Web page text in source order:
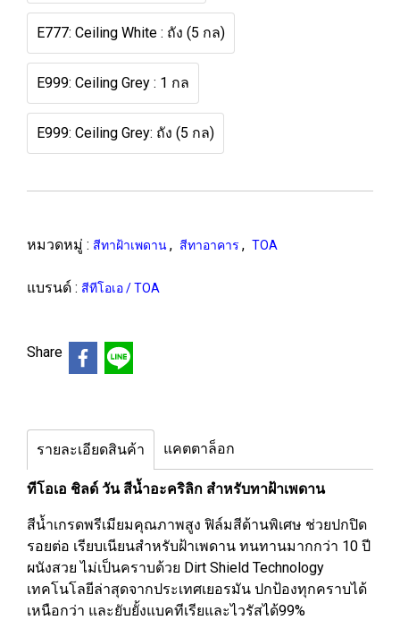
E777: Ceiling White : ถัง (5 กล)
E999: Ceiling Grey : 1 กล
E999: Ceiling Grey: ถัง (5 กล)
หมวดหมู่ : สีทาฝ้าเพดาน, สีทาอาคาร , TOA
แบรนด์ : สีทีโอเอ / TOA
Share
รายละเอียดสินค้า แคตตาล็อก
ทีโอเอ ชิลด์ วัน สีน้ำอะคริลิก สำหรับทาฝ้าเพดาน
สีน้ำเกรดพรีเมียมคุณภาพสูง ฟิล์มสีด้านพิเศษ ช่วยปกปิด
รอยต่อ เรียบเนียนสำหรับฝ้าเพดาน ทนทานมากกว่า 10 ปี
ผนังสวย ไม่เป็นคราบด้วย Dirt Shield Technology
เทคโนโลยีล่าสุดจากประเทศเยอรมัน ปกป้องทุกคราบได้
เหนือกว่า และยับยั้งแบคทีเรียและไวรัสได้99%